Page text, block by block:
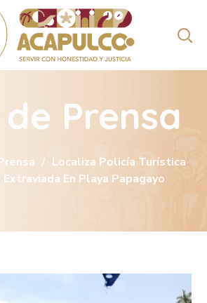
Prensa
Localiza Policía Turística
En Playa Papagayo